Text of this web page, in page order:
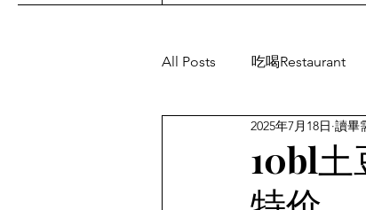
All Posts 吃喝Restaurant
餐厅优惠Restaurant's
10bl
2025年7月18日 讀畢